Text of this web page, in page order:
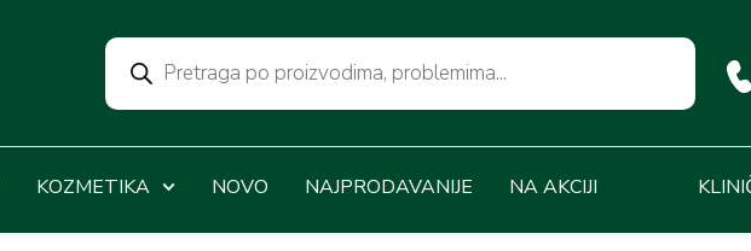
KOZMETIKA NOVO NAJPRODAVANIJE NA AKCIJI